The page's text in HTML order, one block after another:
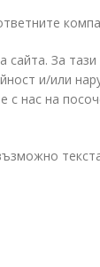
За
и/или
с нас на